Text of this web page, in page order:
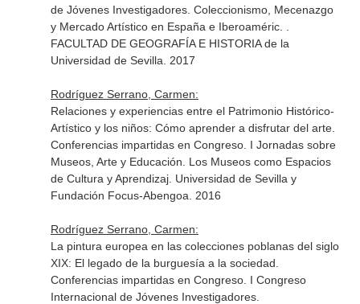
de Jóvenes Investigadores. Coleccionismo, Mecenazgo
y Mercado Artístico en España e Iberoaméric. .
FACULTAD DE GEOGRAFÍA E HISTORIA de la
Universidad de Sevilla. 2017
Rodríguez Serrano, Carmen:
Relaciones y experiencias entre el Patrimonio Histórico-
Artístico y los niños: Cómo aprender a disfrutar del arte.
Conferencias impartidas en Congreso. I Jornadas sobre
Museos, Arte y Educación. Los Museos como Espacios
de Cultura y Aprendizaj. Universidad de Sevilla y
Fundación Focus-Abengoa. 2016
Rodríguez Serrano, Carmen:
La pintura europea en las colecciones poblanas del siglo
XIX: El legado de la burguesía a la sociedad.
Conferencias impartidas en Congreso. I Congreso
Internacional de Jóvenes Investigadores.